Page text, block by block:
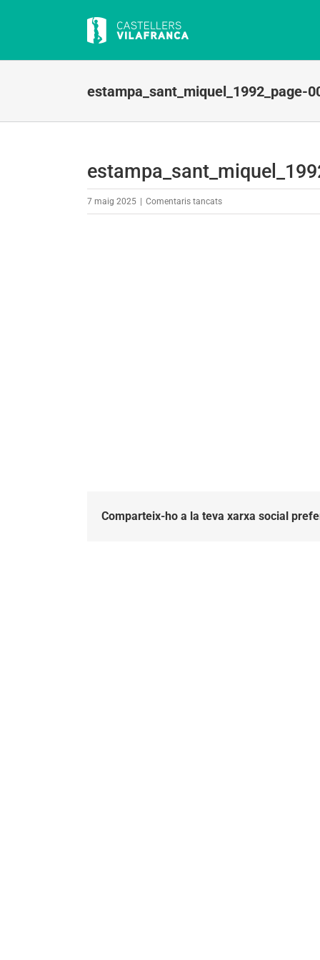
estampa_sant_miquel_1992_page-
7 maig 2025 Comentaris tancatsa
Comparteix-ho a la teva xarxa social